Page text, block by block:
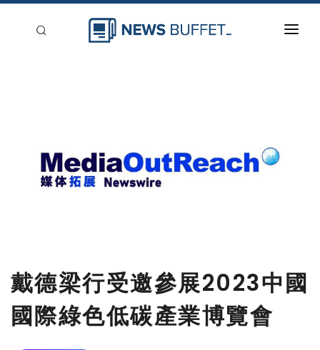
刊登
戴德梁行受邀參展2023中國
國際綠色低碳產業博覽會